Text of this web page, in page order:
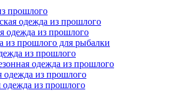
прошлого
одежда из прошлого
одежда из прошлого
из прошлого для рыбалки
из прошлого
одежда из прошлого
одежда из прошлого
одежда из прошлого